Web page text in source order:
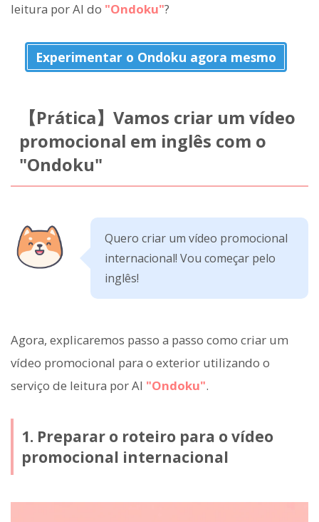
leitura por AI do "Ondoku"?
Experimentar o Ondoku agora mesmo
【Prática】Vamos criar um vídeo
promocional em inglês com o
"Ondoku"
Quero criar um vídeo promocional
internacional! Vou começar pelo
inglês!
Agora, explicaremos passo a passo como criar um
vídeo promocional para o exterior utilizando o
serviço de leitura por AI "Ondoku".
1. Preparar o roteiro para o vídeo
promocional internacional